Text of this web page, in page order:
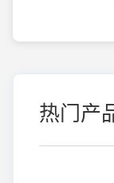
热门产